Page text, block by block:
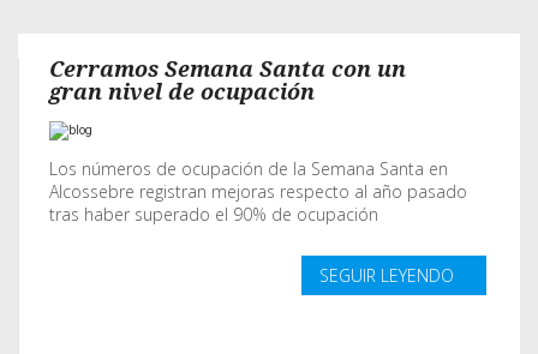
Cerramos Semana Santa con un
gran nivel de ocupación
Los números de ocupación de la Semana Santa en
Alcossebre registran mejoras respecto al año pasado
tras haber superado el 90% de ocupación
SEGUIR LEYENDO